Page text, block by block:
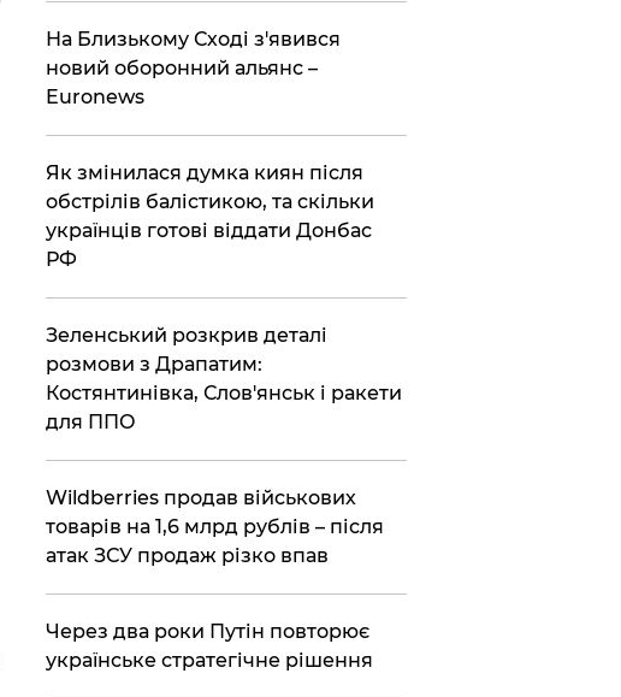
На Близькому Сході з'явився
новий оборонний альянс –
Euronews
Як змінилася думка киян після
обстрілів балістикою, та скільки
українців готові віддати Донбас
РФ
Зеленський розкрив деталі
розмови з Драпатим:
Костянтинівка, Слов'янськ і ракети
для ППО
Wildberries продав військових
товарів на 1,6 млрд рублів – після
атак ЗСУ продаж різко впав
Через два роки Путін повторює
українське стратегічне рішення